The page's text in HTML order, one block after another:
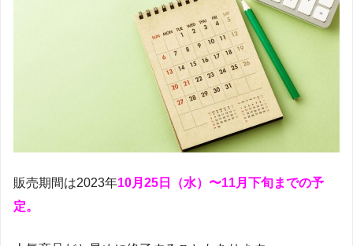
販売期間は2023年10月25日（水）〜11月下旬までの予
定。